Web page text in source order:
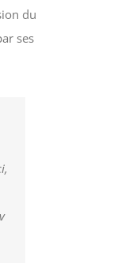
du
ses